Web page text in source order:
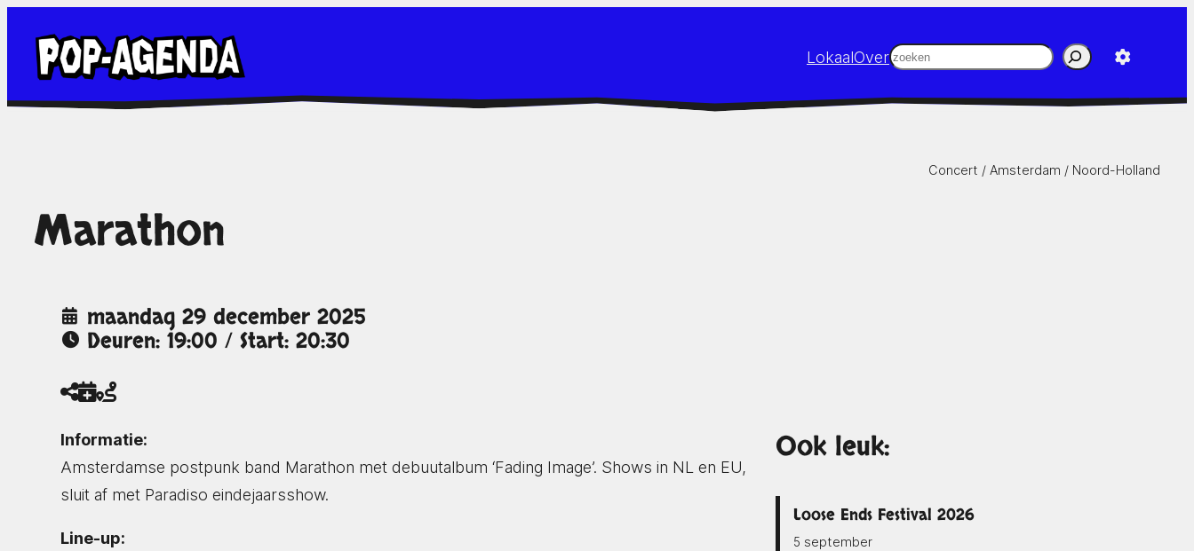
naar
inhoud
LokaalOverZoeken
Concert / Amsterdam / Noord-Holland
Marathon
maandag 29 december 2025
Deuren: 19:00 / Start: 20:30
Informatie:
Amsterdamse postpunk band Marathon met debuutalbum ‘Fading Image’. Shows in NL en EU,
sluit af met Paradiso eindejaarsshow.
Line-up:
Ook leuk:
Loose Ends Festival 2026
5 september